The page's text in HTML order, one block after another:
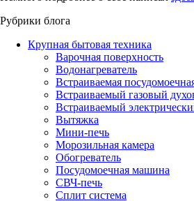
Рубрики блога
Крупная бытовая техника
Варочная поверхность
Водонагреватель
Встраиваемая
Встраиваемый газовый
Встраиваемый
Вытяжка
Мини-печь
Морозильная камера
Обогреватель
Посудомоечная машина
СВЧ-печь
Сплит система